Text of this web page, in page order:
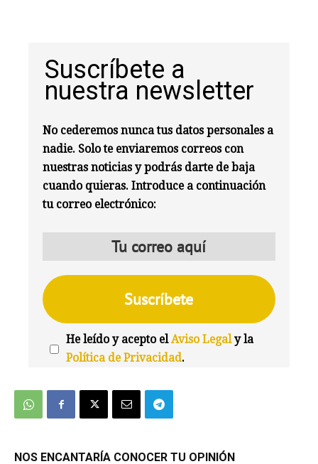
Suscríbete a
nuestra newsletter
No cederemos nunca tus datos personales a
nadie. Solo te enviaremos correos con
nuestras noticias y podrás darte de baja
cuando quieras. Introduce a continuación
tu correo electrónico:
He leído y acepto elAviso Legaly la
Política de Privacidad.
NOS ENCANTARÍA CONOCER TU OPINIÓN